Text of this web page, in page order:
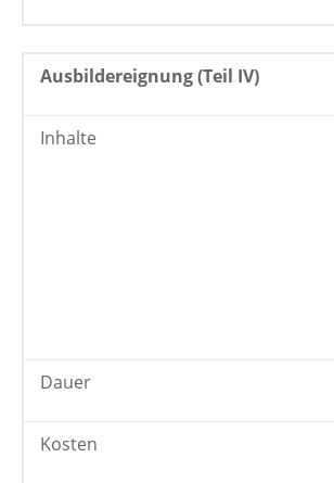
Ausbildereignung(Teil IV)
Inhalte
Dauer
Kosten